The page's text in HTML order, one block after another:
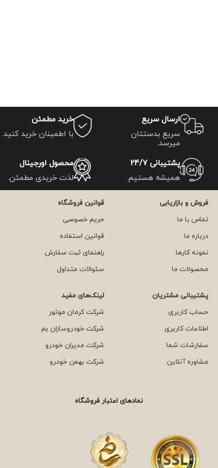
ارسال سریع
سریع بدستتان
میرسد.
خرید مطمئن
با اطمینان خرید کنید.
پشتیبانی 24/7
همیشه هستیم.
محصول اورجینال
لذت خریدی مطمئن.
فروش و بازاریابی
تماس با ما
درباره ما
نمونه کارها
محصولات ما
قوانین فروشگاه
حریم خصوصی
قوانین استفاده
راهنمای ثبت سفارش
سئوالات متداول
پشتیبانی مشتریان
حساب کاربری
اطلاعات کاربری
سفارشات شما
مشاوره آنلاین
لینک‌های مفید
شرکت کرمان موتور
شرکت خودروسازان بم
شرکت مدیران خودرو
شرکت بهمن خودرو
نمادهای اعتبار فروشگاه